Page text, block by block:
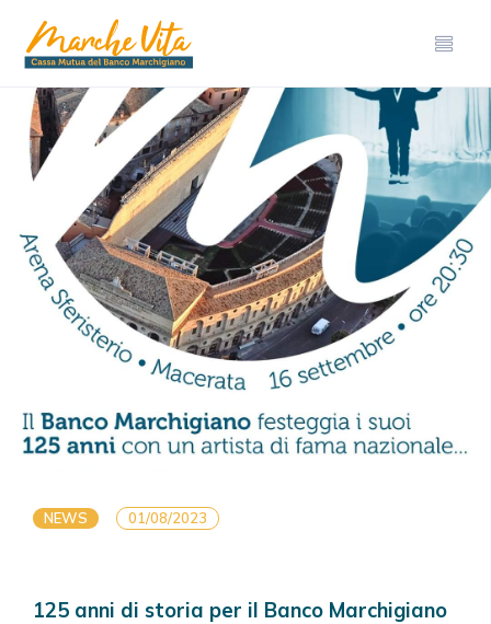
NEWS 01/08/2023
125 anni di storia per il Banco Marchigiano